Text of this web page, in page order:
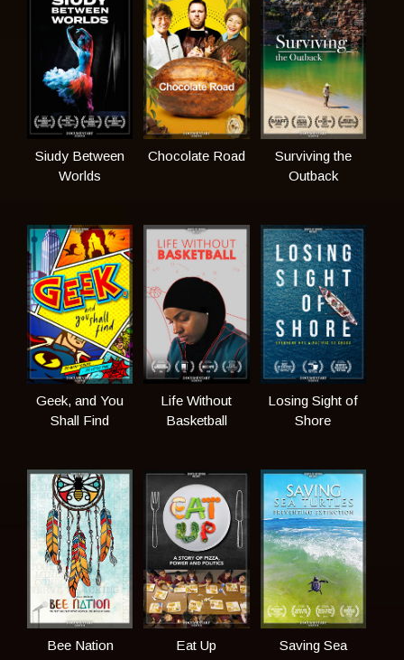
Siudy Between
Worlds
Chocolate Road
Surviving the
Outback
Geek, and You
Shall Find
Life Without
Basketball
Losing Sight of
Shore
Bee Nation Eat Up
Saving Sea